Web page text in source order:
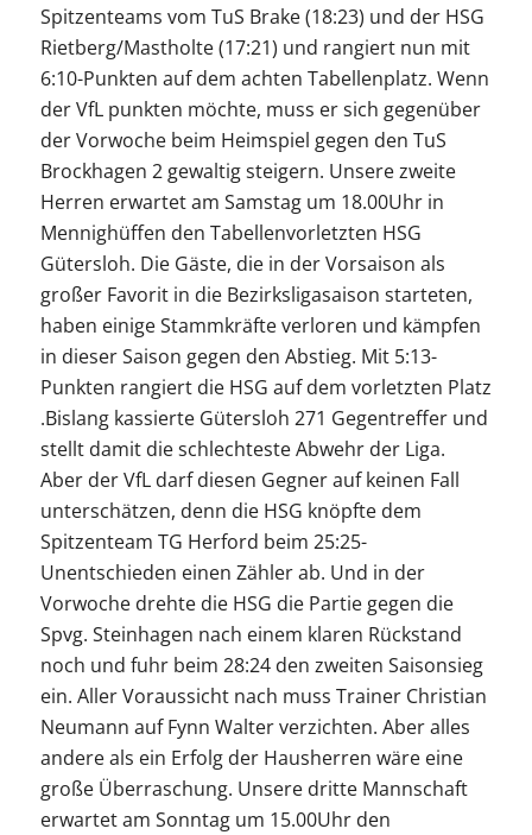
Spitzenteams vom TuS Brake (18:23) und der HSG
Rietberg/Mastholte (17:21) und rangiert nun mit
6:10-Punkten auf dem achten Tabellenplatz. Wenn
der VfL punkten möchte, muss er sich gegenüber
der Vorwoche beim Heimspiel gegen den TuS
Brockhagen 2 gewaltig steigern. Unsere zweite
Herren erwartet am Samstag um 18.00Uhr in
Mennighüffen den Tabellenvorletzten HSG
Gütersloh. Die Gäste, die in der Vorsaison als
großer Favorit in die Bezirksligasaison starteten,
haben einige Stammkräfte verloren und kämpfen
in dieser Saison gegen den Abstieg. Mit 5:13-
Punkten rangiert die HSG auf dem vorletzten Platz
.Bislang kassierte Gütersloh 271 Gegentreffer und
stellt damit die schlechteste Abwehr der Liga.
Aber der VfL darf diesen Gegner auf keinen Fall
unterschätzen, denn die HSG knöpfte dem
Spitzenteam TG Herford beim 25:25-
Unentschieden einen Zähler ab. Und in der
Vorwoche drehte die HSG die Partie gegen die
Spvg. Steinhagen nach einem klaren Rückstand
noch und fuhr beim 28:24 den zweiten Saisonsieg
ein. Aller Voraussicht nach muss Trainer Christian
Neumann auf Fynn Walter verzichten. Aber alles
andere als ein Erfolg der Hausherren wäre eine
große Überraschung. Unsere dritte Mannschaft
erwartet am Sonntag um 15.00Uhr den